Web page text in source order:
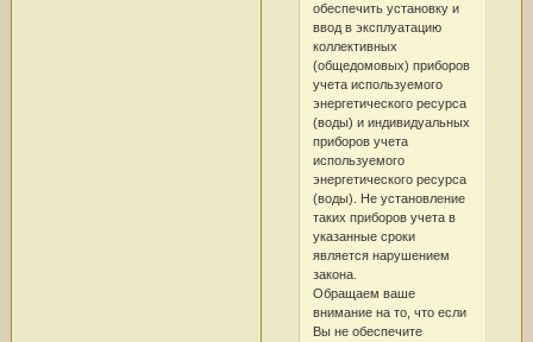
обеспечить установку и
ввод в эксплуатацию
коллективных
(общедомовых) приборов
учета используемого
энергетического ресурса
(воды) и индивидуальных
приборов учета
используемого
энергетического ресурса
(воды). Не установление
таких приборов учета в
указанные сроки
является нарушением
закона.
Обращаем ваше
внимание на то, что если
Вы не обеспечите